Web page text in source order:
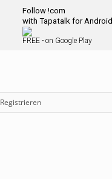
Follow !com
with Tapatalk for Android
FREE - on Google Play
Registrieren